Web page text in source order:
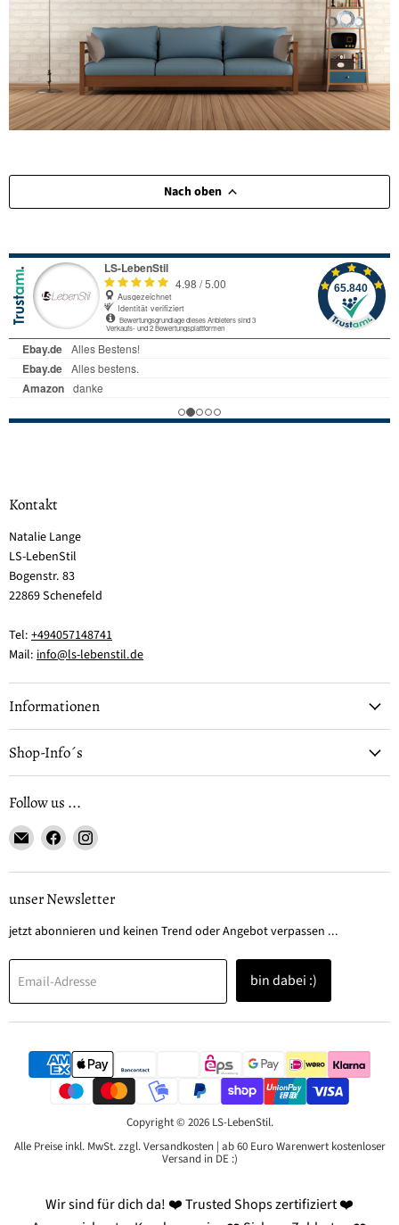
Nach oben
Kontakt
Natalie Lange
LS-LebenStil
Bogenstr. 83
22869 Schenefeld
Tel: +494057148741
Mail: info@ls-lebenstil.de
Informationen
Shop-Info´s
Follow us ...
Email
LS-
LebenStil
Finden
Sie
uns
auf
Finden
uns
auf
unser Newsletter
jetzt abonnieren und keinen Trend oder Angebot verpassen ...
Email-Adresse bin dabei :)
Copyright © 2026 LS-LebenStil.
Alle Preise inkl. MwSt. zzgl. Versandkosten | ab 60 Euro Warenwert kostenloser
Versand in DE :)
Wir sind für dich da! ❤️ Trusted Shops zertifiziert ❤️